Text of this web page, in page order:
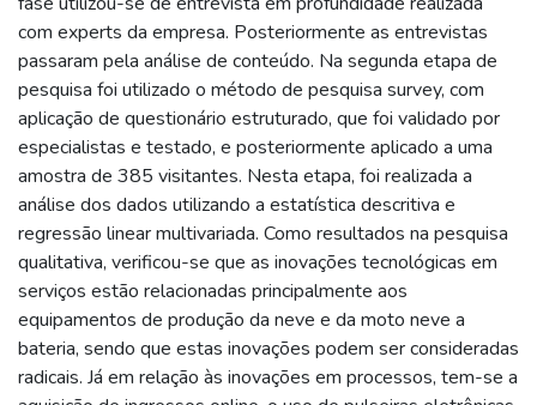
com experts da empresa. Posteriormente as entrevistas
passaram pela análise de conteúdo. Na segunda etapa de
pesquisa foi utilizado o método de pesquisa survey, com
aplicação de questionário estruturado, que foi validado por
especialistas e testado, e posteriormente aplicado a uma
amostra de 385 visitantes. Nesta etapa, foi realizada a
análise dos dados utilizando a estatística descritiva e
regressão linear multivariada. Como resultados na pesquisa
qualitativa, verificou-se que as inovações tecnológicas em
serviços estão relacionadas principalmente aos
equipamentos de produção da neve e da moto neve a
bateria, sendo que estas inovações podem ser consideradas
radicais. Já em relação às inovações em processos, tem-se a